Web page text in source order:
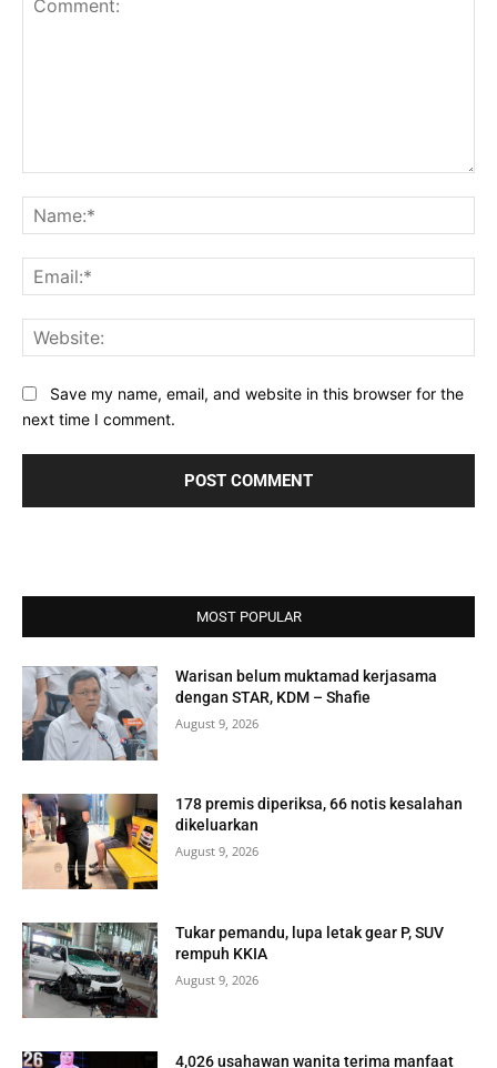
Save my name, email, and website in this browser for the
next time I comment.
MOST POPULAR
Warisan belum muktamad kerjasama
dengan STAR, KDM – Shafie
August 9, 2026
178 premis diperiksa, 66 notis kesalahan
dikeluarkan
August 9, 2026
Tukar pemandu, lupa letak gear P, SUV
rempuh KKIA
August 9, 2026
4,026 usahawan wanita terima manfaat